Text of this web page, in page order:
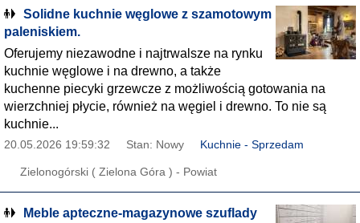
Solidne kuchnie węglowe z szamotowym
paleniskiem.
Oferujemy niezawodne i najtrwalsze na rynku
kuchnie węglowe i na drewno, a także
kuchenne piecyki grzewcze z możliwością gotowania na
wierzchniej płycie, również na węgiel i drewno. To nie są
kuchnie...
20.05.2026 19:59:32 Stan: Nowy Kuchnie - Sprzedam
Zielonogórski ( Zielona Góra ) - Powiat
Meble apteczne-magazynowe szuflady